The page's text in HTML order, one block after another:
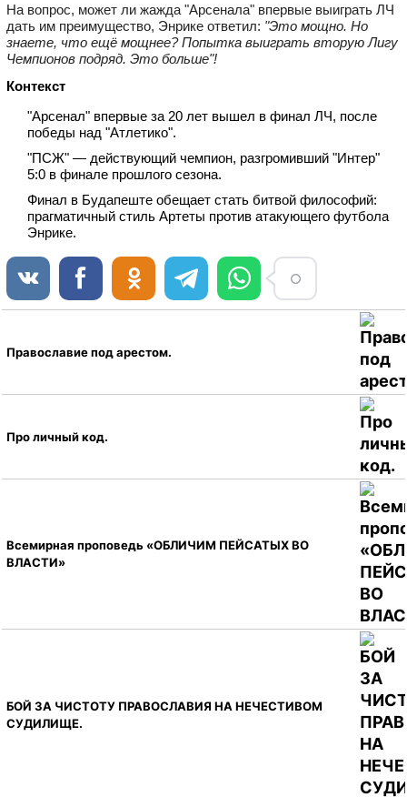
На вопрос, может ли жажда "Арсенала" впервые выиграть ЛЧ
дать им преимущество, Энрике ответил: "Это мощно. Но
знаете, что ещё мощнее? Попытка выиграть вторую Лигу
Чемпионов подряд. Это больше"!
Контекст
"Арсенал" впервые за 20 лет вышел в финал ЛЧ, после
победы над "Атлетико".
"ПСЖ" — действующий чемпион, разгромивший "Интер"
5:0 в финале прошлого сезона.
Финал в Будапеште обещает стать битвой философий:
прагматичный стиль Артеты против атакующего футбола
Энрике.
Православие под арестом.
Про личный код.
Всемирная проповедь «ОБЛИЧИМ ПЕЙСАТЫХ ВО
ВЛАСТИ»
БОЙ ЗА ЧИСТОТУ ПРАВОСЛАВИЯ НА НЕЧЕСТИВОМ
СУДИЛИЩЕ.